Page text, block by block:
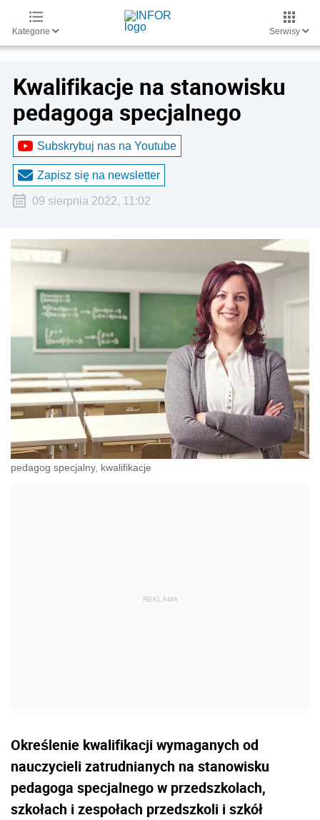
Kategorie Serwisy
Kwalifikacje na stanowisku
pedagoga specjalnego
Subskrybuj nas na Youtube
Zapisz się na newsletter
09 sierpnia 2022, 11:02
pedagog specjalny, kwalifikacje
Określenie kwalifikacji wymaganych od
nauczycieli zatrudnianych na stanowisku
pedagoga specjalnego w przedszkolach,
szkołach i zespołach przedszkoli i szkół